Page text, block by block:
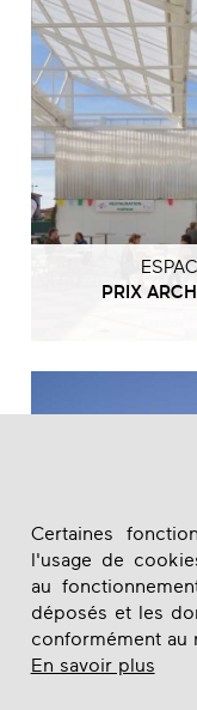
PRIX
Certaines
l'usage de
au
déposés et les
conformément au
En savoir plus